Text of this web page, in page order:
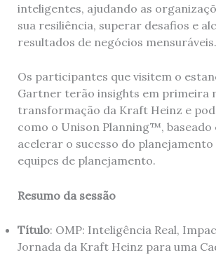
inteligentes, ajudando as
sua resiliência, superar desafios e
resultados de negócios mensuráveis.
Os participantes que visitem o
Gartner terão insights em primeira
transformação da Kraft Heinz e
como o Unison Planning™, baseado
acelerar o sucesso do planejamento
equipes de planejamento.
Resumo da sessão
Título: OMP: Inteligência Real,
Jornada da Kraft Heinz para uma